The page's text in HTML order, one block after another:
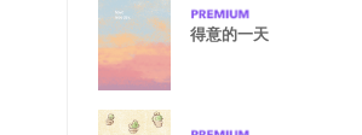
得意的一天